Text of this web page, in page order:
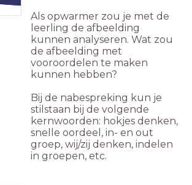
Als opwarmer zou je met de
leerling de afbeelding
kunnen analyseren. Wat zou
de afbeelding met
vooroordelen te maken
kunnen hebben?
Bij de nabespreking kun je
stilstaan bij de volgende
kernwoorden: hokjes denken,
snelle oordeel, in- en out
groep, wij/zij denken, indelen
in groepen, etc.